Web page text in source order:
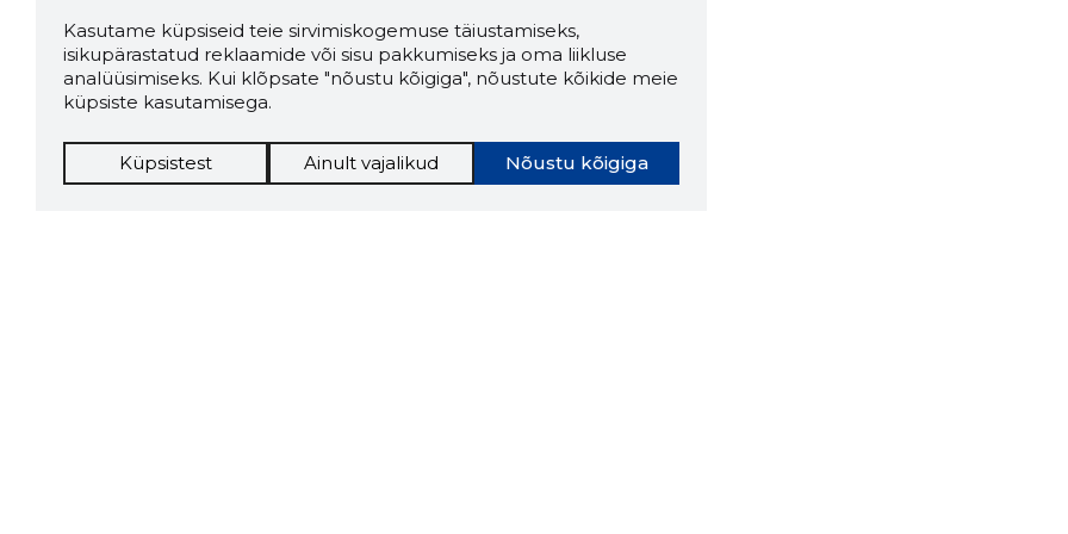
Kasutame küpsiseid teie sirvimiskogemuse täiustamiseks,
isikupärastatud reklaamide või sisu pakkumiseks ja oma liikluse
analüüsimiseks. Kui klõpsate "nõustu kõigiga", nõustute kõikide meie
küpsiste kasutamisega.
Nõustu kõigiga
Küpsistest Ainult vajalikud